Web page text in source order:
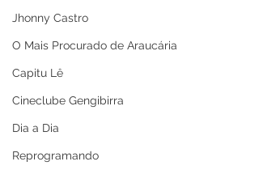
Jhonny Castro
O Mais Procurado de Araucária
Capitu Lê
Cineclube Gengibirra
Dia a Dia
Reprogramando